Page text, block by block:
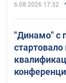
6.08.2026 17:32
"Динамо" с
стартовало